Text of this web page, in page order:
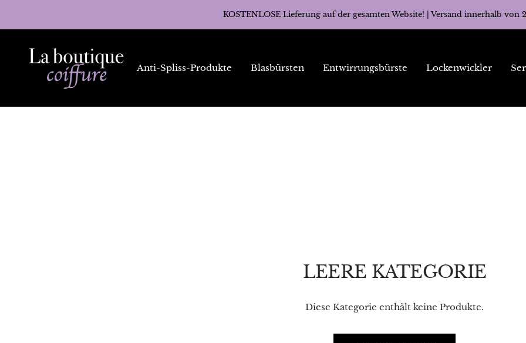
KOSTENLOSE Lieferung auf der gesamten Website! | Versand innerhalb von
Anti-Spliss-Produkte Blasbürsten Entwirrungsbürste Lockenwickler
La
Boutique
Coiffure
LEERE KATEGORIE
Diese Kategorie enthält keine Produkte.